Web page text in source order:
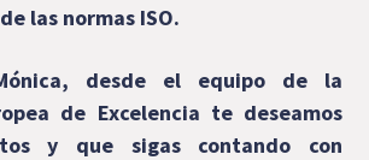
las normas ISO.
desde el equipo de la
de Excelencia te deseamos
y que sigas contando con